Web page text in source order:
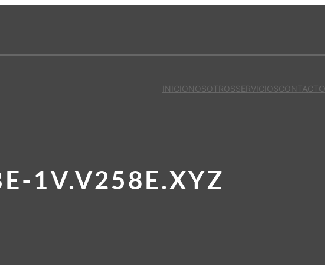
INICIONOSOTROSSERVICIOSCONTACTO
1V.V258E.XYZ